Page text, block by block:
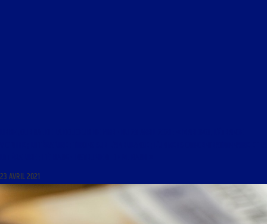
23 AVRIL 2021